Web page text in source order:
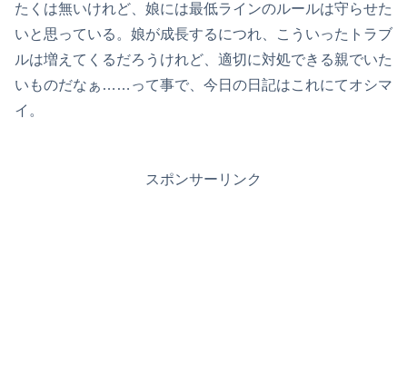
たくは無いけれど、娘には最低ラインのルールは守らせた
いと思っている。娘が成長するにつれ、こういったトラブ
ルは増えてくるだろうけれど、適切に対処できる親でいた
いものだなぁ……って事で、今日の日記はこれにてオシマ
イ。
スポンサーリンク